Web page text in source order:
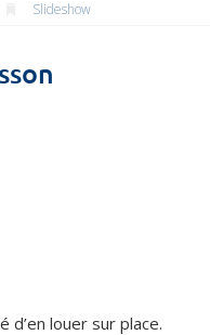
Slideshow
d’en louer sur place.